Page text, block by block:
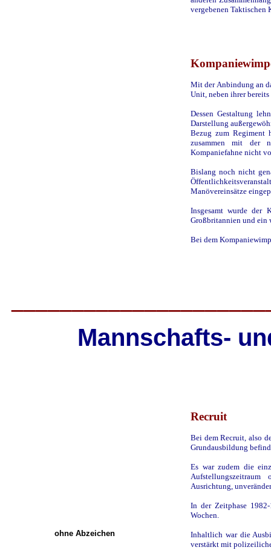
vergebenen
Mit der Anbindung an
Unit, neben ihrer
Dessen Gestaltung
Darstellung
Bezug zum Regiment
zusammen mit der
Kompaniefahne nicht
Bislang noch nicht
Manövereinsätze
Insgesamt wurde der
Großbritannien und ein
Bei dem
Mannschafts-
ohne Abzeichen
Recruit
Bei dem Recruit, also
Grundausbildung
Es war zudem die
Ausrichtung,
In der Zeitphase
Wochen.
Inhaltlich war die
verstärkt mit